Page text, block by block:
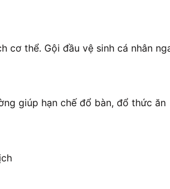
cơ thể. Gội đầu vệ sinh cá nhân
giúp hạn chế đổ bàn, đổ thức ăn